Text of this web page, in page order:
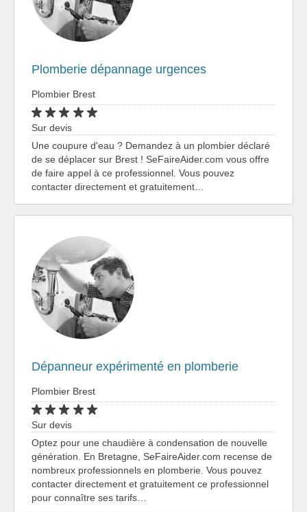
Plomberie dépannage urgences
Plombier Brest
Sur devis
Une coupure d'eau ? Demandez à un plombier déclaré
de se déplacer sur Brest ! SeFaireAider.com vous offre
de faire appel à ce professionnel. Vous pouvez
contacter directement et gratuitement…
Dépanneur expérimenté en plomberie
Plombier Brest
Sur devis
Optez pour une chaudière à condensation de nouvelle
génération. En Bretagne, SeFaireAider.com recense de
nombreux professionnels en plomberie. Vous pouvez
contacter directement et gratuitement ce professionnel
pour connaître ses tarifs…